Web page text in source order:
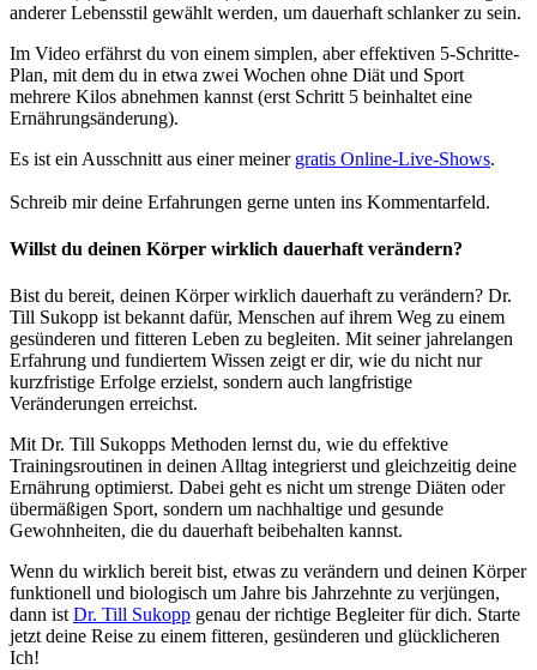
anderer Lebensstil gewählt werden, um dauerhaft schlanker zu sein.
Im Video erfährst du von einem simplen, aber effektiven 5-Schritte-
Plan, mit dem du in etwa zwei Wochen ohne Diät und Sport
mehrere Kilos abnehmen kannst (erst Schritt 5 beinhaltet eine
Ernährungsänderung).
Es ist ein Ausschnitt aus einer meiner gratis Online-Live-Shows.
Schreib mir deine Erfahrungen gerne unten ins Kommentarfeld.
Willst du deinen Körper wirklich dauerhaft verändern?
Bist du bereit, deinen Körper wirklich dauerhaft zu verändern? Dr.
Till Sukopp ist bekannt dafür, Menschen auf ihrem Weg zu einem
gesünderen und fitteren Leben zu begleiten. Mit seiner jahrelangen
Erfahrung und fundiertem Wissen zeigt er dir, wie du nicht nur
kurzfristige Erfolge erzielst, sondern auch langfristige
Veränderungen erreichst.
Mit Dr. Till Sukopps Methoden lernst du, wie du effektive
Trainingsroutinen in deinen Alltag integrierst und gleichzeitig deine
Ernährung optimierst. Dabei geht es nicht um strenge Diäten oder
übermäßigen Sport, sondern um nachhaltige und gesunde
Gewohnheiten, die du dauerhaft beibehalten kannst.
Wenn du wirklich bereit bist, etwas zu verändern und deinen Körper
funktionell und biologisch um Jahre bis Jahrzehnte zu verjüngen,
dann ist Dr. Till Sukopp genau der richtige Begleiter für dich. Starte
jetzt deine Reise zu einem fitteren, gesünderen und glücklicheren
Ich!